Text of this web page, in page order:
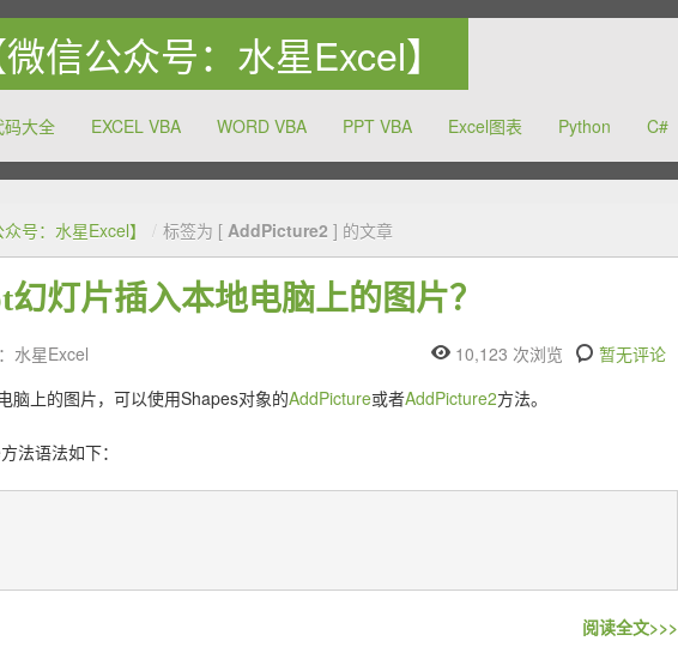
信公众号：水星Excel】
码大全 EXCEL VBA WORD VBA PPT VBA Excel图表 Python C#
件的方方面面，致力于提高中国的办公软件的使用水平
号：水星Excel】 / 标签为 [ AddPicture2 ] 的文章
灯片插入本地电脑上的图片？
水星Excel 10,123 次浏览
暂无评论
脑上的图片，可以使用Shapes对象的AddPicture或者AddPicture2方法。
法语法如下：
阅读全文>>>